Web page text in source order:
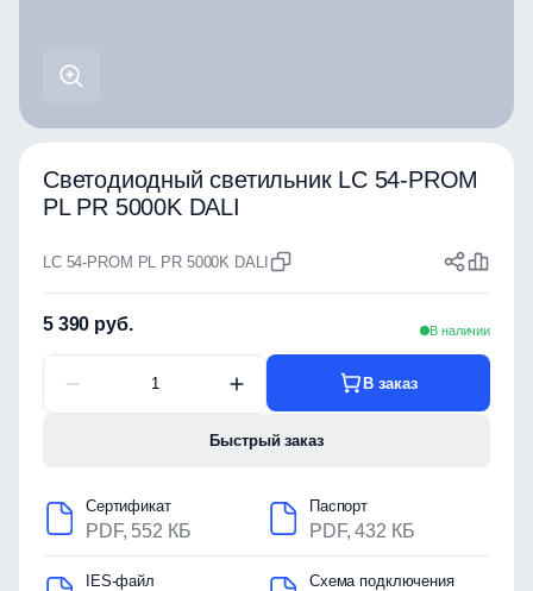
Светодиодный светильник LC 54-PROM
PL PR 5000K DALI
LC 54-PROM PL PR 5000K DALI
5 390 руб. В наличии
В заказ
Быстрый заказ
Сертификат
PDF, 552 КБ
Паспорт
PDF, 432 КБ
IES-файл Схема подключения